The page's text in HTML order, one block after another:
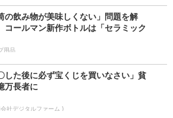
の飲み物が美味しくない」問題を解
ールマン新作ボトルは「セラミック
用品
した後に必ず宝くじを買いなさい」貧
万長者に
会社デジタルファーム )